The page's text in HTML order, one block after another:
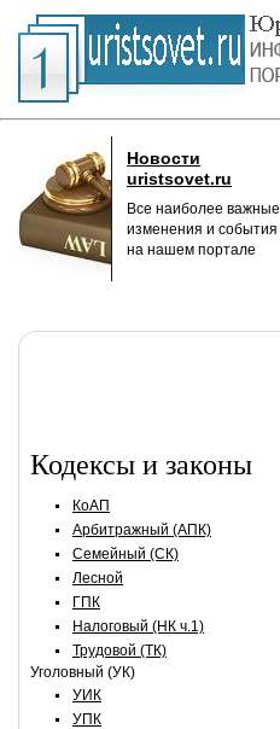
Новости
uristsovet.ru
Все наиболее важные
изменения и события
на нашем портале
Кодексы и законы
КоАП
Арбитражный (АПК)
Семейный (СК)
Лесной
ГПК
Налоговый (НК ч.1)
Трудовой (ТК)
Уголовный (УК)
УИК
УПК